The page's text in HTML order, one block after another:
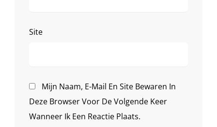
Site
Mijn Naam, E-Mail En Site Bewaren In
Deze Browser Voor De Volgende Keer
Wanneer Ik Een Reactie Plaats.